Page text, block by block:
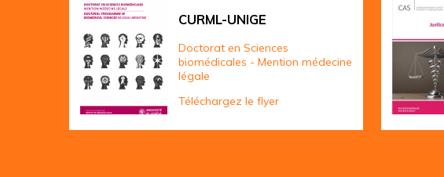
CURML-UNIGE
Doctorat en Sciences
biomédicales - Mention médecine
légale
Téléchargez le flyer